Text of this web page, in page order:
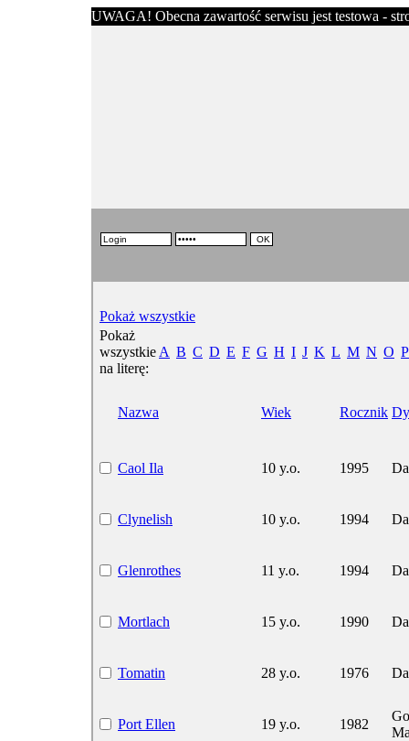
UWAGA! Obecna zawartość serwisu jest testowa -
Pokaż wszystkie
Pokaż
wszystkie
na literę:
A B C D E F G H I J K L M N O P
Nazwa Wiek Rocznik
Caol Ila 10 y.o. 1995
Clynelish 10 y.o. 1994
Glenrothes 11 y.o. 1994
Mortlach 15 y.o. 1990
Tomatin 28 y.o. 1976
Port Ellen 19 y.o. 1982